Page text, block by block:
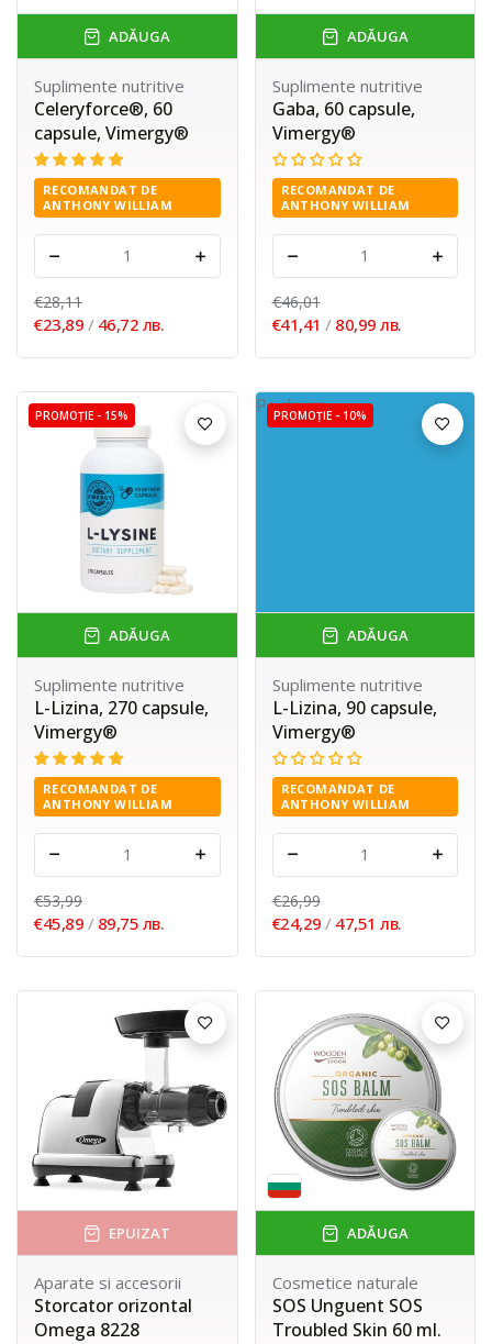
ADĂUGA
Suplimente nutritive
Celeryforce®, 60
capsule, Vimergy®
RECOMANDAT DE
ANTHONY WILLIAM
€28,11
€23,89 / 46,72 лв.
ADĂUGA
Suplimente nutritive
Gaba, 60 capsule,
Vimergy®
RECOMANDAT DE
ANTHONY WILLIAM
€46,01
€41,41 / 80,99 лв.
PROMOȚIE - 15%
ADĂUGA
Suplimente nutritive
L-Lizina, 270 capsule,
Vimergy®
RECOMANDAT DE
ANTHONY WILLIAM
€53,99
€45,89 / 89,75 лв.
PROMOȚIE - 10%
Pe drum
ADĂUGA
Suplimente nutritive
L-Lizina, 90 capsule,
Vimergy®
RECOMANDAT DE
ANTHONY WILLIAM
€26,99
€24,29 / 47,51 лв.
EPUIZAT
Aparate si accesorii
Storcator orizontal
Omega 8228
ADĂUGA
Cosmetice naturale
SOS Unguent SOS
Troubled Skin 60 ml.